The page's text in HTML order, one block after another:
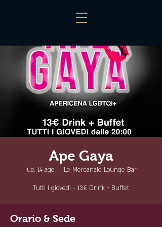
Ape Gaya
jue, 14 ago
  |
Le Mercanzie Lounge Bar
Tutti i giovedì - 13€ Drink + Buffet
Orario & Sede